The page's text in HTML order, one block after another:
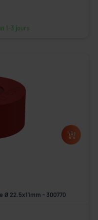
1-3 jours
22.5x11mm - 300770